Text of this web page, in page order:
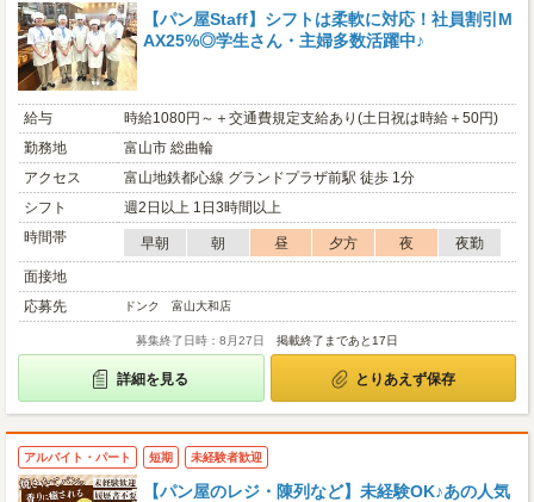
【パン屋Staff】シフトは柔軟に対応！社員割引M
AX25%◎学生さん・主婦多数活躍中♪
給与
時給1080円～＋交通費規定支給あり(土日祝は時給＋50円)
勤務地
富山市 総曲輪
アクセス
富山地鉄都心線 グランドプラザ前駅 徒歩 1分
シフト
週2日以上 1日3時間以上
時間帯
早朝 朝 昼 夕方 夜
夜勤
面接地
応募先
ドンク 富山大和店
募集終了日時：8月27日 掲載終了まであと17日
詳細を見る とりあえず保存
アルバイト・パート 短期 未経験者歓迎
【パン屋のレジ・陳列など】未経験OK♪あの人気